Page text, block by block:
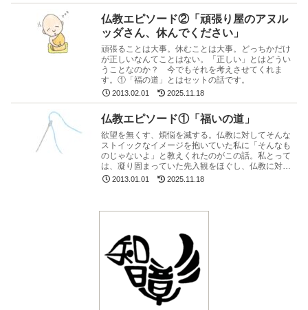
仏教エピソード②「頑張り屋のアヌル
ッダさん、休んでください」
頑張ることは大事。休むことは大事。どっちかだけ
が正しいなんてことはない。「正しい」とはどうい
うことなのか？ 今でもそれを考えさせてくれま
す。①「福の道」とはセットの話です。
2013.02.01 2025.11.18
仏教エピソード①「福いの道」
欲望を無くす、煩悩を滅する。仏教に対してそんな
ストイックなイメージを抱いていた私に「そんなも
のじゃないよ」と教えくれたのがこの話。私とって
は、凝り固まっていた先入観をほぐし、仏教に対す
る見方を変えるきっかけとなった思い入れのあるお
2013.01.01 2025.11.18